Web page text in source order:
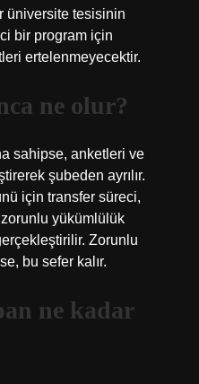
üniversite tesisinin
bir program için
ertelenmeyecektir.
ne olur?
sahipse, anketleri ve
şubeden ayrılır.
için transfer süreci,
zorunlu yükümlülük
Zorunlu
bu sefer kalır.
ne kadar